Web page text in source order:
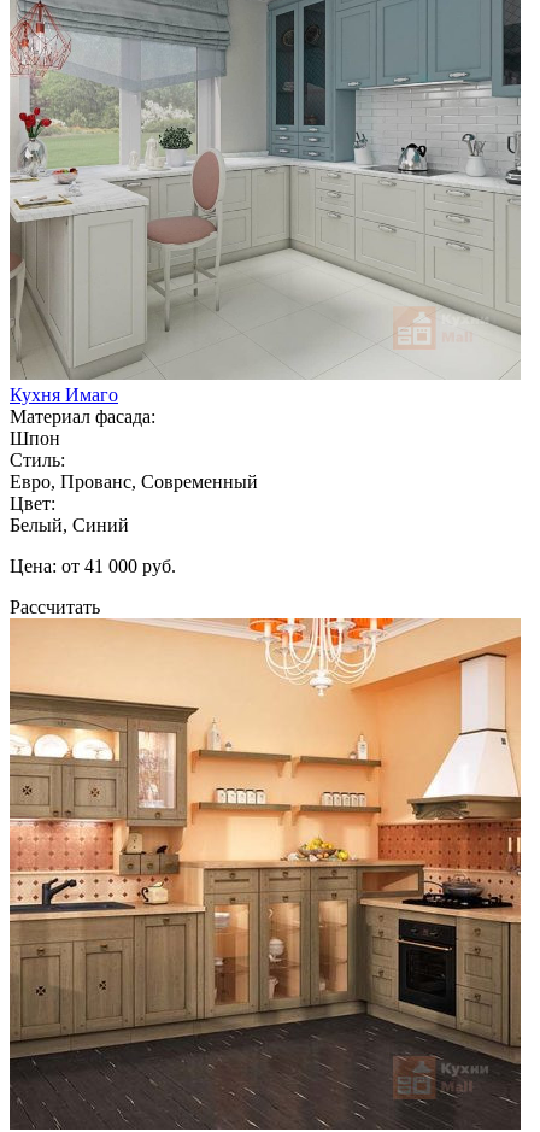
Кухня Имаго
Материал фасада:
Шпон
Стиль:
Евро, Прованс, Современный
Цвет:
Белый, Синий
Цена: от 41 000 руб.
Рассчитать